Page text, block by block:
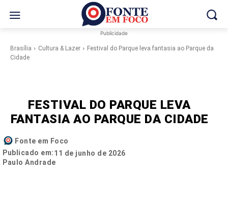
Publicidade
Brasília Cultura & Lazer
Festival do Parque leva fantasia ao Parque da
Cidade
FESTIVAL DO PARQUE LEVA
FANTASIA AO PARQUE DA CIDADE
Fonte em Foco
Publicado em:11 de junho de 2026
Paulo Andrade